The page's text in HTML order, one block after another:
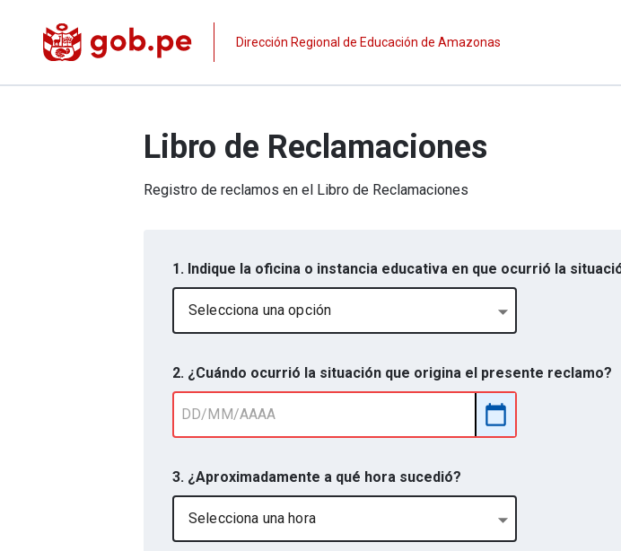
Dirección Regional de Educación de Amazonas
Libro de Reclamaciones
Registro de reclamos en el Libro de Reclamaciones
1. Indique la oficina o instancia educativa en que ocurrió la
Selecciona una opción
2. ¿Cuándo ocurrió la situación que origina el presente reclamo?
3. ¿Aproximadamente a qué hora sucedió?
Selecciona una hora